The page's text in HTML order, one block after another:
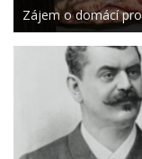
Zájem o domácí